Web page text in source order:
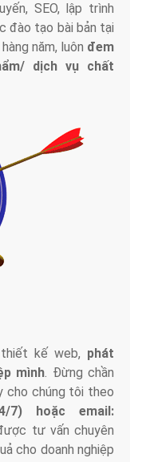
SEO, lập trình
đào tạo bài bản tại
năm, luôn đem
dịch vụ chất
kế web, phát
mình. Đừng chần
cho chúng tôi theo
7) hoặc email:
tư vấn chuyên
cho doanh nghiệp